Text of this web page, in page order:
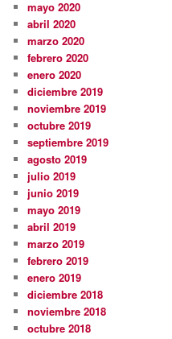
mayo 2020
abril 2020
marzo 2020
febrero 2020
enero 2020
diciembre 2019
noviembre 2019
octubre 2019
septiembre 2019
agosto 2019
julio 2019
junio 2019
mayo 2019
abril 2019
marzo 2019
febrero 2019
enero 2019
diciembre 2018
noviembre 2018
octubre 2018